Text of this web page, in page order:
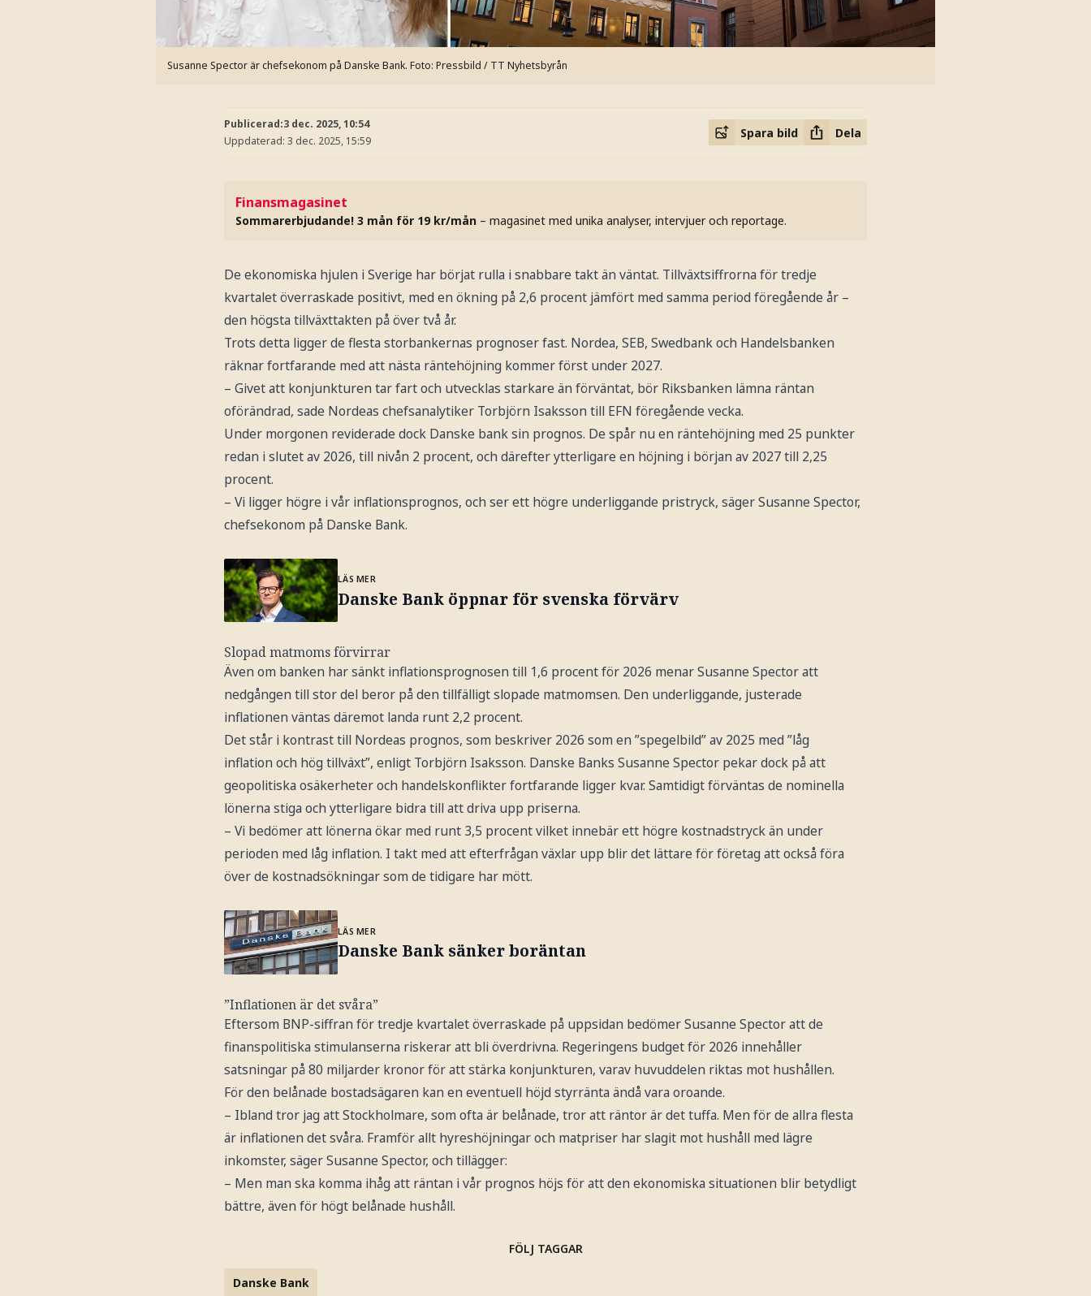
Susanne Spector är chefsekonom på Danske Bank. Foto: Pressbild / TT Nyhetsbyrån
Publicerad:3 dec. 2025, 10:54
Uppdaterad: 3 dec. 2025, 15:59
Spara bild Dela
Finansmagasinet
Sommarerbjudande! 3 mån för 19 kr/mån – magasinet med unika analyser, intervjuer och reportage.
De ekonomiska hjulen i Sverige har börjat rulla i snabbare takt än väntat. Tillväxtsiffrorna för tredje
kvartalet överraskade positivt, med en ökning på 2,6 procent jämfört med samma period föregående år –
den högsta tillväxttakten på över två år.
Trots detta ligger de flesta storbankernas prognoser fast. Nordea, SEB, Swedbank och Handelsbanken
räknar fortfarande med att nästa räntehöjning kommer först under 2027.
– Givet att konjunkturen tar fart och utvecklas starkare än förväntat, bör Riksbanken lämna räntan
oförändrad, sade Nordeas chefsanalytiker Torbjörn Isaksson till EFN föregående vecka.
Under morgonen reviderade dock Danske bank sin prognos. De spår nu en räntehöjning med 25 punkter
redan i slutet av 2026, till nivån 2 procent, och därefter ytterligare en höjning i början av 2027 till 2,25
procent.
– Vi ligger högre i vår inflationsprognos, och ser ett högre underliggande pristryck, säger Susanne Spector,
chefsekonom på Danske Bank.
LÄS MER
Danske Bank öppnar för svenska förvärv
Slopad matmoms förvirrar
Även om banken har sänkt inflationsprognosen till 1,6 procent för 2026 menar Susanne Spector att
nedgången till stor del beror på den tillfälligt slopade matmomsen. Den underliggande, justerade
inflationen väntas däremot landa runt 2,2 procent.
Det står i kontrast till Nordeas prognos, som beskriver 2026 som en ”spegelbild” av 2025 med ”låg
inflation och hög tillväxt”, enligt Torbjörn Isaksson. Danske Banks Susanne Spector pekar dock på att
geopolitiska osäkerheter och handelskonflikter fortfarande ligger kvar. Samtidigt förväntas de nominella
lönerna stiga och ytterligare bidra till att driva upp priserna.
– Vi bedömer att lönerna ökar med runt 3,5 procent vilket innebär ett högre kostnadstryck än under
perioden med låg inflation. I takt med att efterfrågan växlar upp blir det lättare för företag att också föra
över de kostnadsökningar som de tidigare har mött.
LÄS MER
Danske Bank sänker boräntan
”Inflationen är det svåra”
Eftersom BNP-siffran för tredje kvartalet överraskade på uppsidan bedömer Susanne Spector att de
finanspolitiska stimulanserna riskerar att bli överdrivna. Regeringens budget för 2026 innehåller
satsningar på 80 miljarder kronor för att stärka konjunkturen, varav huvuddelen riktas mot hushållen.
För den belånade bostadsägaren kan en eventuell höjd styrränta ändå vara oroande.
– Ibland tror jag att Stockholmare, som ofta är belånade, tror att räntor är det tuffa. Men för de allra flesta
är inflationen det svåra. Framför allt hyreshöjningar och matpriser har slagit mot hushåll med lägre
inkomster, säger Susanne Spector, och tillägger:
– Men man ska komma ihåg att räntan i vår prognos höjs för att den ekonomiska situationen blir betydligt
bättre, även för högt belånade hushåll.
FÖLJ TAGGAR
Danske Bank